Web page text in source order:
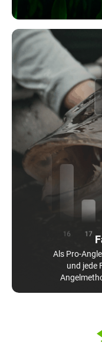
Als Pro-
und jede